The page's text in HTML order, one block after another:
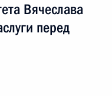
Вячеслава
перед